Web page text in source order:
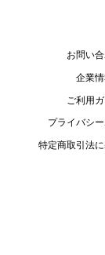
お問い
企業
ご利用
プライバシ
特定商取引法